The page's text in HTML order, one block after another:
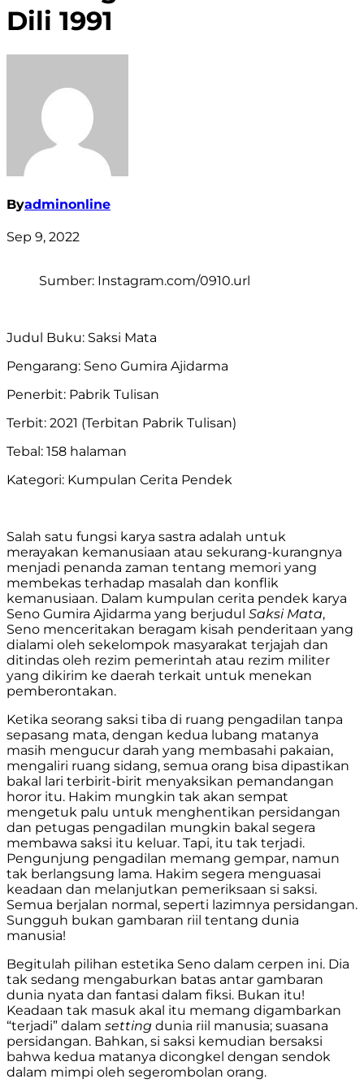
Dili 1991
Byadminonline
Sep 9, 2022
Sumber: Instagram.com/0910.url
Judul Buku: Saksi Mata
Pengarang: Seno Gumira Ajidarma
Penerbit: Pabrik Tulisan
Terbit: 2021 (Terbitan Pabrik Tulisan)
Tebal: 158 halaman
Kategori: Kumpulan Cerita Pendek
Salah satu fungsi karya sastra adalah untuk
merayakan kemanusiaan atau sekurang-kurangnya
menjadi penanda zaman tentang memori yang
membekas terhadap masalah dan konflik
kemanusiaan. Dalam kumpulan cerita pendek karya
Seno Gumira Ajidarma yang berjudul Saksi Mata,
Seno menceritakan beragam kisah penderitaan yang
dialami oleh sekelompok masyarakat terjajah dan
ditindas oleh rezim pemerintah atau rezim militer
yang dikirim ke daerah terkait untuk menekan
pemberontakan.
Ketika seorang saksi tiba di ruang pengadilan tanpa
sepasang mata, dengan kedua lubang matanya
masih mengucur darah yang membasahi pakaian,
mengaliri ruang sidang, semua orang bisa dipastikan
bakal lari terbirit-birit menyaksikan pemandangan
horor itu. Hakim mungkin tak akan sempat
mengetuk palu untuk menghentikan persidangan
dan petugas pengadilan mungkin bakal segera
membawa saksi itu keluar. Tapi, itu tak terjadi.
Pengunjung pengadilan memang gempar, namun
tak berlangsung lama. Hakim segera menguasai
keadaan dan melanjutkan pemeriksaan si saksi.
Semua berjalan normal, seperti lazimnya persidangan.
Sungguh bukan gambaran riil tentang dunia
manusia!
Begitulah pilihan estetika Seno dalam cerpen ini. Dia
tak sedang mengaburkan batas antar gambaran
dunia nyata dan fantasi dalam fiksi. Bukan itu!
Keadaan tak masuk akal itu memang digambarkan
“terjadi” dalam setting dunia riil manusia; suasana
persidangan. Bahkan, si saksi kemudian bersaksi
bahwa kedua matanya dicongkel dengan sendok
dalam mimpi oleh segerombolan orang.